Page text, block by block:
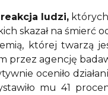
ludzi,których
skazał na śmierć
której twarzą
przez agencję
oceniło
mu 41